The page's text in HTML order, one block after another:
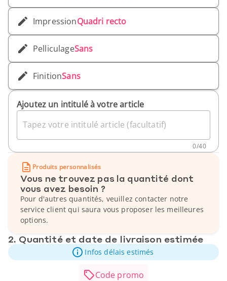
ImpressionQuadri recto
PelliculageSans
FinitionSans
Ajoutez un intitulé à votre article
Tapez votre intitulé article (facultatif)
0/40
Produits personnalisés
Vous ne trouvez pas la quantité dont
vous avez besoin ?
Pour d'autres quantités, veuillez contacter notre
service client qui saura vous proposer les meilleures
options.
2. Quantité et date de livraison estimée
Infos délais estimés
Code promo